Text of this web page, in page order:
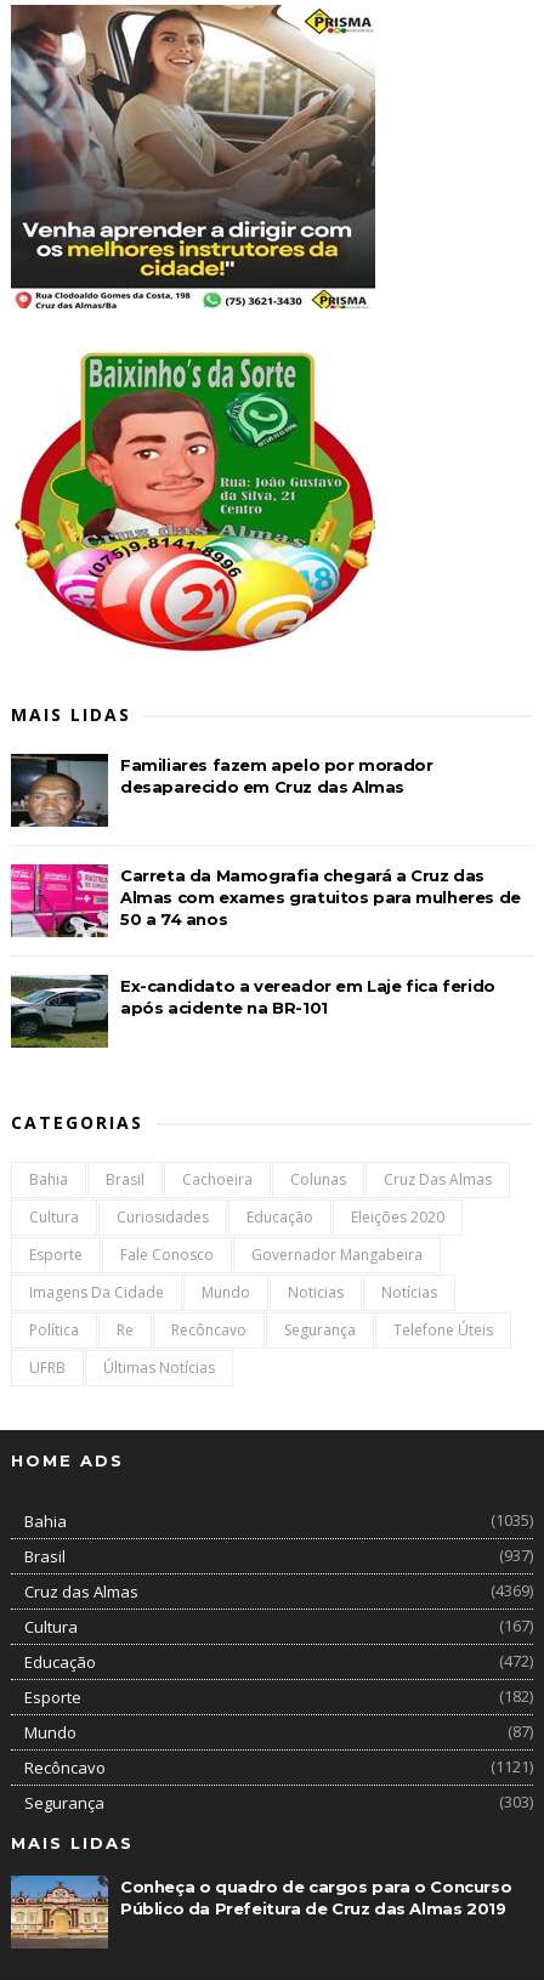
MAIS LIDAS
Familiares fazem apelo por morador
desaparecido em Cruz das Almas
Carreta da Mamografia chegará a Cruz das
Almas com exames gratuitos para mulheres de
50 a 74 anos
Ex-candidato a vereador em Laje fica ferido
após acidente na BR-101
CATEGORIAS
Bahia Brasil Cachoeira Colunas
Cruz Das Almas
Cultura
Curiosidades Educação
Eleições 2020
Esporte
Fale Conosco
Governador Mangabeira
Imagens Da Cidade
Mundo Noticias
Notícias
Política
Re Recôncavo Segurança
Telefone Úteis
UFRB
Últimas Notícias
HOME ADS
Bahia
(1035)
Brasil
(937)
Cruz das Almas
(4369)
Cultura
(167)
Educação
(472)
Esporte
(182)
Mundo
(87)
Recôncavo
(1121)
Segurança
(303)
MAIS LIDAS
Conheça o quadro de cargos para o Concurso
Público da Prefeitura de Cruz das Almas 2019